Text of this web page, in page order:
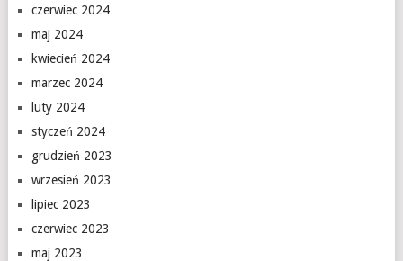
czerwiec 2024
maj 2024
kwiecień 2024
marzec 2024
luty 2024
styczeń 2024
grudzień 2023
wrzesień 2023
lipiec 2023
czerwiec 2023
maj 2023